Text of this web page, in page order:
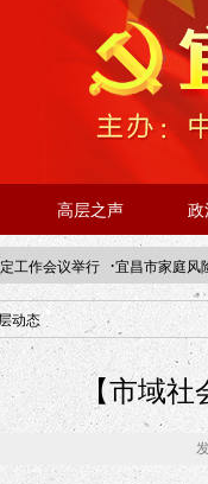
高层之声 政
工作会议举行 ·宜昌市家庭风
事业单位人才引进·北京站人民
动态
【市域社